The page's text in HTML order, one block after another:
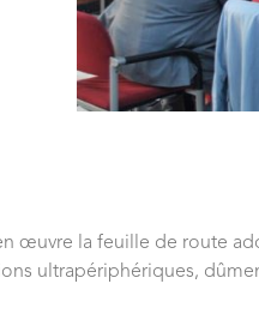
œuvre la feuille de route
ultrapériphériques,